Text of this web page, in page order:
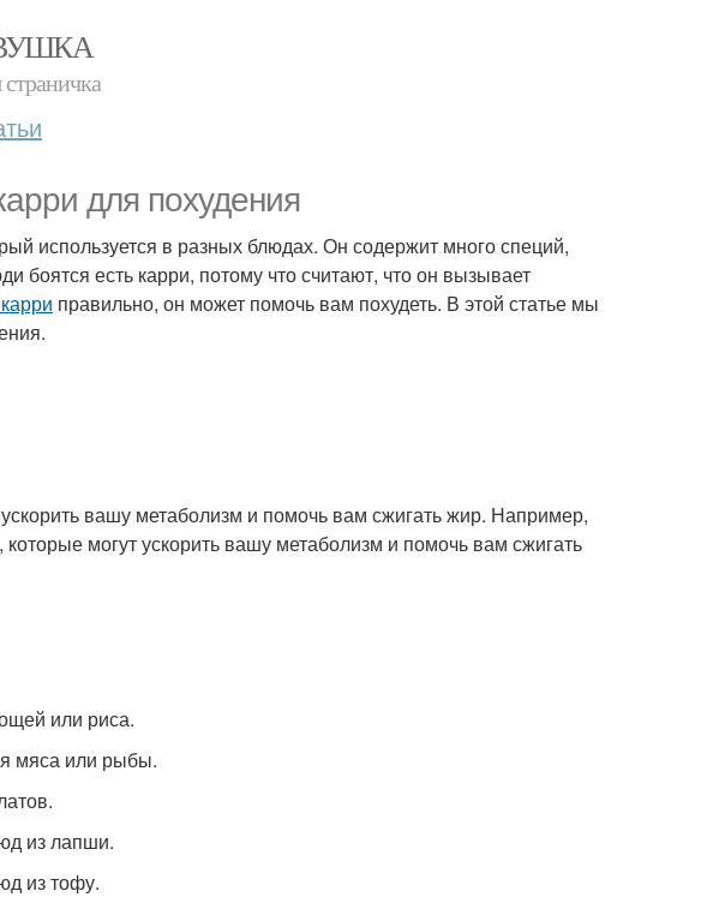
для похудения
используется в разных блюдах. Он содержит много специй,
боятся есть карри, потому что считают, что он вызывает
правильно, он может помочь вам похудеть. В этой статье мы
вашу метаболизм и помочь вам сжигать жир. Например,
могут ускорить вашу метаболизм и помочь вам сжигать
или риса.
мяса или рыбы.
из лапши.
из тофу.